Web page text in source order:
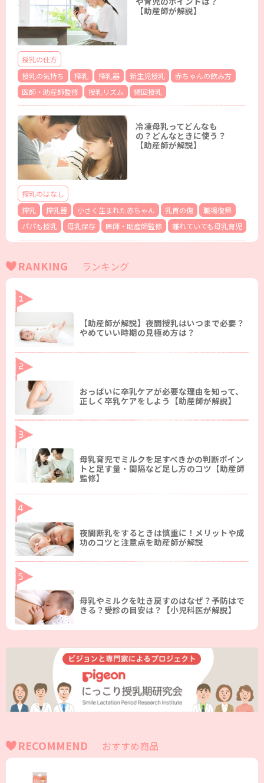
【助産師が解説】
授乳の仕方
授乳の気持ち
搾乳 搾乳器 新生児授乳
赤ちゃんの飲み方
医師・助産師監修
授乳リズム 頻回授乳
冷凍母乳ってどんなも
の？どんなときに使う？
【助産師が解説】
搾乳のはなし
搾乳
搾乳器 小さく生まれた赤ちゃん 乳首の傷
職場復帰
パパも授乳
母乳保存 医師・助産師監修 離れていても母乳育児
RANKING ランキング
【助産師が解説】夜間授乳はいつまで必要？
やめていい時期の見極め方は？
おっぱいに卒乳ケアが必要な理由を知って、
正しく卒乳ケアをしよう【助産師が解説】
母乳育児でミルクを足すべきかの判断ポイン
トと足す量・間隔など足し方のコツ【助産師
監修】
夜間断乳をするときは慎重に！メリットや成
功のコツと注意点を助産師が解説
母乳やミルクを吐き戻すのはなぜ？予防はで
きる？受診の目安は？【小児科医が解説】
RECOMMEND おすすめ商品